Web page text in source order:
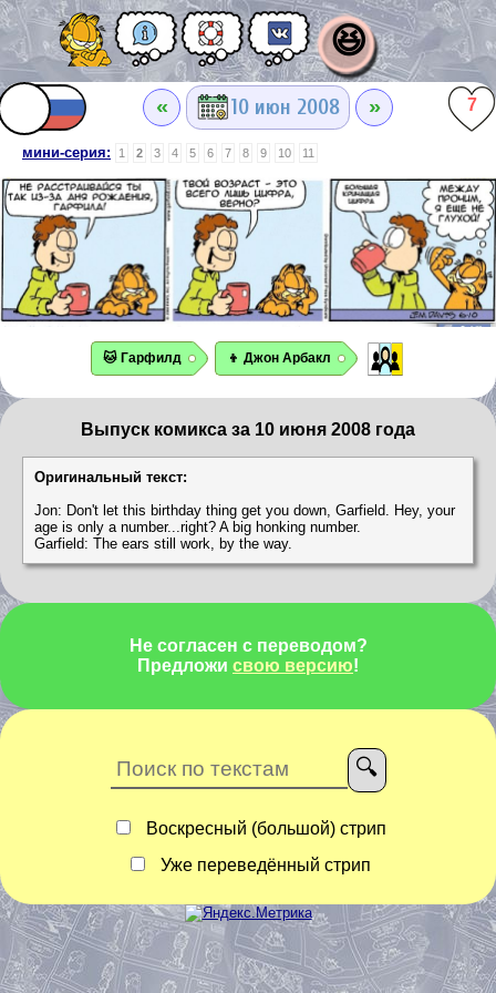
😆
« 10 июн 2008 » 7
мини-серия: 1 2 3 4 5 6 7 8 9 10 11
🐱 Гарфилд 👦 Джон Арбакл
Выпуск комикса за 10 июня 2008 года
Оригинальный текст:
Jon: Don't let this birthday thing get you down, Garfield. Hey, your
age is only a number...right? A big honking number.
Garfield: The ears still work, by the way.
Не согласен с переводом?
Предложи свою версию!
Воскресный (большой) стрип
Уже переведённый стрип